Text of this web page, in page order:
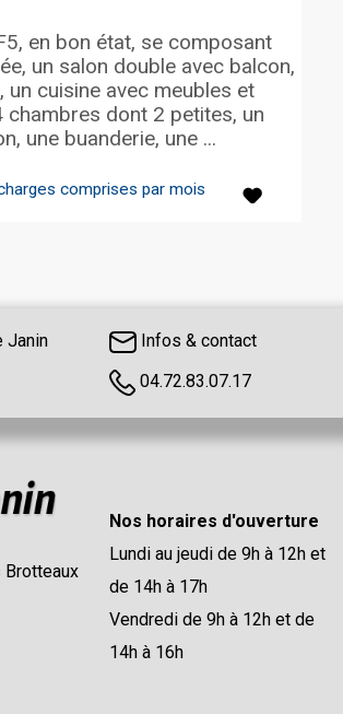
comprises par mois
en bon état, se composant
un salon double avec balcon,
un cuisine avec meubles et
chambres dont 2 petites, un
une buanderie, une ...
Janin
Infos & contact
04.72.83.07.17
Brotteaux
Nos horaires d'ouverture
Lundi au jeudi de 9h à 12h et
de 14h à 17h
Vendredi de 9h à 12h et de
14h à 16h